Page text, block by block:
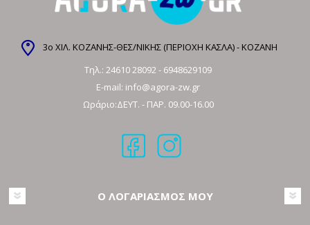
3ο ΧΙΛ. ΚΟΖΑΝΗΣ-ΘΕΣ/ΝΙΚΗΣ (ΠΕΡΙΟΧΗ ΚΑΣΛΑ) - ΚΟΖΑΝΗ
Τηλ.: 24610 28092- 6948629109
E-mail: info@agora-zw.gr
Ωράριο:ΔΕΥΤ. - ΠΑΡ. 09.00-16.00
Ο ΛΟΓΑΡΙΑΣΜΟΣ ΜΟΥ